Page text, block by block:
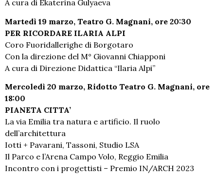
A cura di Ekaterina Gulyaeva
Martedì 19 marzo, Teatro G. Magnani, ore 20:30
PER RICORDARE ILARIA ALPI
Coro Fuoridallerighe di Borgotaro
Con la direzione del M° Giovanni Chiapponi
A cura di Direzione Didattica “Ilaria Alpi”
Mercoledì 20 marzo, Ridotto Teatro G. Magnani, ore
18:00
PIANETA CITTA’
La via Emilia tra natura e artificio. Il ruolo
dell’architettura
Iotti + Pavarani, Tassoni, Studio LSA
Il Parco e l’Arena Campo Volo, Reggio Emilia
Incontro con i progettisti – Premio IN/ARCH 2023